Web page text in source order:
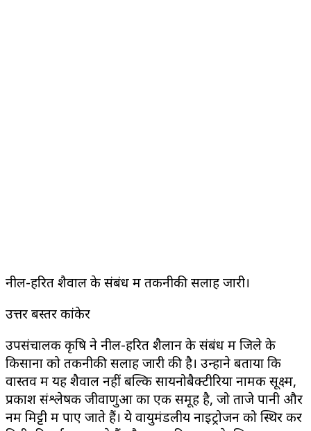
नील-हरित शैवाल के संबंध में तकनीकी सलाह जारी।
उत्तर बस्तर कांकेर
उपसंचालक कृषि ने नील-हरित शैलान के संबंध में जिले के
किसानों को तकनीकी सलाह जारी की है। उन्होंने बताया कि
वास्तव में यह शैवाल नहीं बल्कि सायनोबैक्टीरिया नामक सूक्ष्म,
प्रकाश संश्लेषक जीवाणुओं का एक समूह है, जो ताजे पानी और
नम मिट्टी में पाए जाते हैं। ये वायुमंडलीय नाइट्रोजन को स्थिर कर